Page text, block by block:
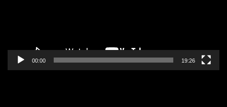
00:00 19:26